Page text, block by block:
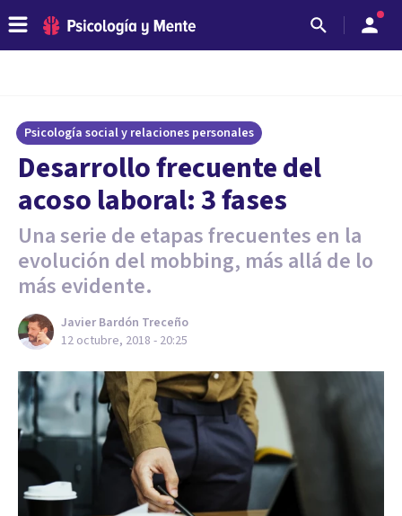
Psicología social y relaciones personales
Desarrollo frecuente del
acoso laboral: 3 fases
Una serie de etapas frecuentes en la
evolución del mobbing, más allá de lo
más evidente.
Javier Bardón Treceño
12 octubre, 2018 - 20:25